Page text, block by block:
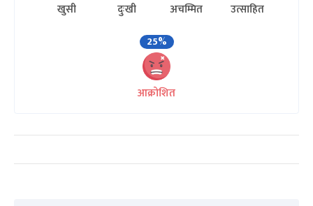
खुसी दुःखी अचम्मित
उत्साहित
25%
आक्रोशित